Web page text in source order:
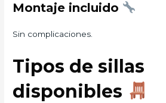
Montaje incluido
Sin complicaciones.
Tipos de sillas
disponibles